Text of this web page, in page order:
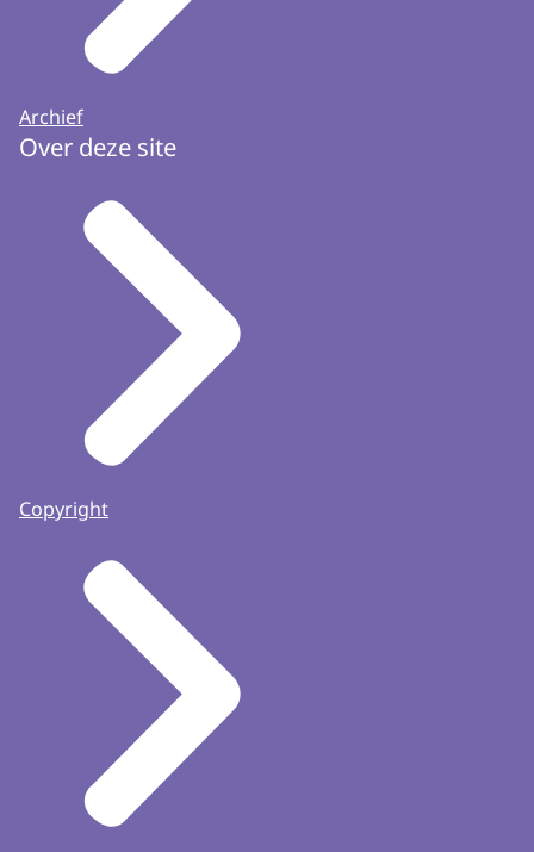
beoordelingscommissie LZA-LP&K t.a.v.
secretaris LZA-LP&K. Postbus 80089, 3508 TB
Archief
Over deze site
Copyright